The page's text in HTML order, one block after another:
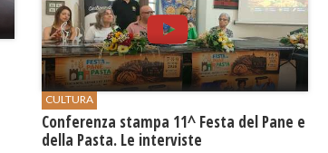
CULTURA
Conferenza stampa 11^ Festa del Pane e
della Pasta. Le interviste